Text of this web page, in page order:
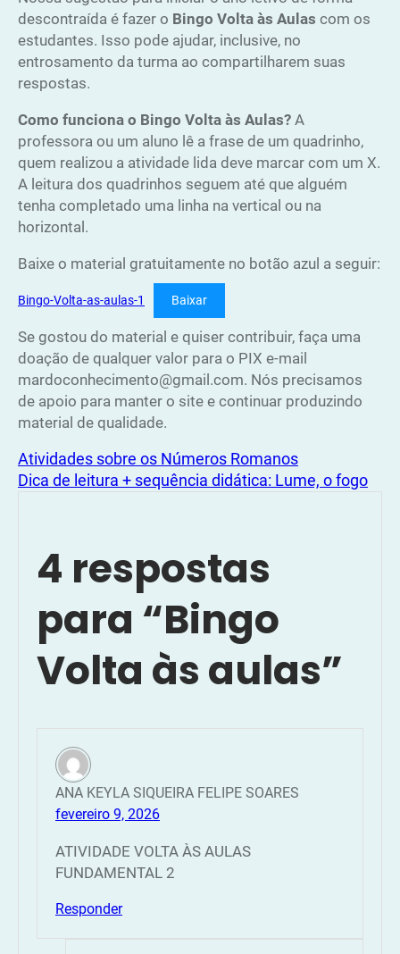
descontraída é fazer o Bingo Volta às Aulas com os
estudantes. Isso pode ajudar, inclusive, no
entrosamento da turma ao compartilharem suas
respostas.
Como funciona o Bingo Volta às Aulas? A
professora ou um aluno lê a frase de um quadrinho,
quem realizou a atividade lida deve marcar com um X.
A leitura dos quadrinhos seguem até que alguém
tenha completado uma linha na vertical ou na
horizontal.
Baixe o material gratuitamente no botão azul a seguir:
Bingo-Volta-as-aulas-1 Baixar
Se gostou do material e quiser contribuir, faça uma
doação de qualquer valor para o PIX e-mail
mardoconhecimento@gmail.com. Nós precisamos
de apoio para manter o site e continuar produzindo
material de qualidade.
Atividades sobre os Números Romanos
Dica de leitura + sequência didática: Lume, o fogo
4 respostas
para “Bingo
Volta às aulas”
ANA KEYLA SIQUEIRA FELIPE SOARES
fevereiro 9, 2026
ATIVIDADE VOLTA ÀS AULAS
FUNDAMENTAL 2
Responder